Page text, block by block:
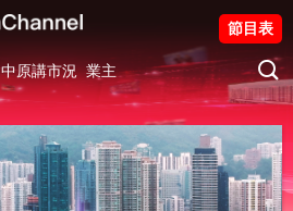
中原講市況 業主
節目表